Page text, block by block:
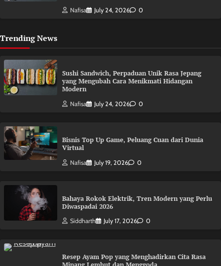
Nafisa July 24, 2026 0
Trending News
Sushi Sandwich, Perpaduan Unik Rasa Jepang
yang Mengubah Cara Menikmati Hidangan
Modern
Nafisa July 24, 2026 0
Bisnis Top Up Game, Peluang Cuan dari Dunia
Virtual
Nafisa July 19, 2026 0
Bahaya Rokok Elektrik, Tren Modern yang Perlu
Diwaspadai 2026
Siddharth July 17, 2026 0
Resep Ayam Pop yang Menghadirkan Cita Rasa